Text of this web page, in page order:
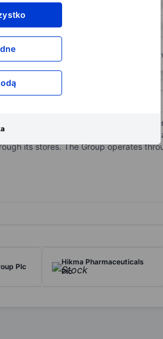
dostęp do większej ilości narzędzi do
goods (FMCG) and general
emphasizing operational
its stores. The Group operates
Plc
Hikma Pharmaceuticals
Plc